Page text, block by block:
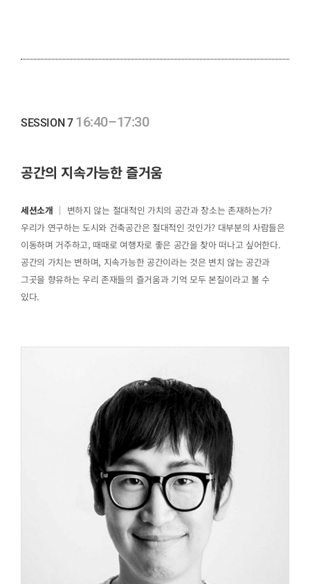
SESSION 7 16:40–17:30
공간의 지속가능한 즐거움
세션소개 ｜ 변하지 않는 절대적인 가치의 공간과 장소는 존재하는가?
우리가 연구하는 도시와 건축공간은 절대적인 것인가? 대부분의 사람들은
이동하며 거주하고, 때때로 여행자로 좋은 공간을 찾아 떠나고 싶어한다.
공간의 가치는 변하며, 지속가능한 공간이라는 것은 변치 않는 공간과
그곳을 향유하는 우리 존재들의 즐거움과 기억 모두 본질이라고 볼 수
있다.